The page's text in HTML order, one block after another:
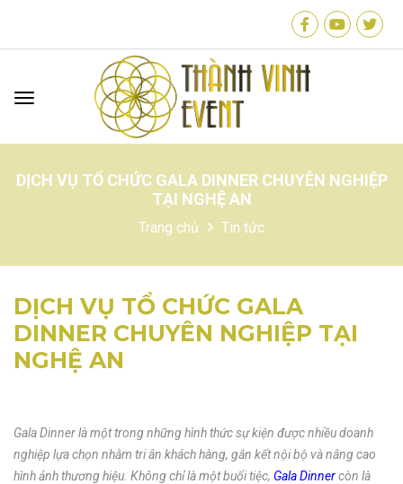
Menu mobile
DỊCH VỤ TỔ CHỨC GALA DINNER CHUYÊN NGHIỆP
TẠI NGHỆ AN
Trang chủ Tin tức
DỊCH VỤ TỔ CHỨC GALA
DINNER CHUYÊN NGHIỆP TẠI
NGHỆ AN
Gala Dinner là một trong những hình thức sự kiện được nhiều doanh
nghiệp lựa chọn nhằm tri ân khách hàng, gắn kết nội bộ và nâng cao
hình ảnh thương hiệu. Không chỉ là một buổi tiệc, Gala Dinnercòn là